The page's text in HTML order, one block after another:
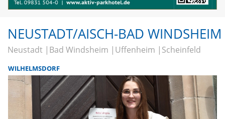
NEUSTADT/AISCH-BAD WINDSHEIM
Neustadt Bad Windsheim Uffenheim Scheinfeld
WILHELMSDORF